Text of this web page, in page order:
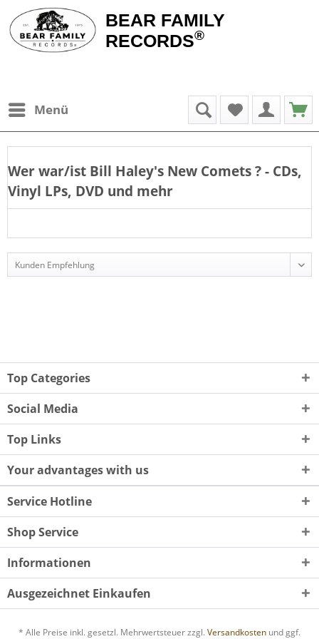
BEAR FAMILY
RECORDS®
Menü
Wer war/ist Bill Haley's New Comets? - CDs,
Vinyl LPs, DVD und mehr
Top Categories
Social Media
Top Links
Your advantages with us
Service Hotline
Shop Service
Informationen
Ausgezeichnet Einkaufen
* Alle Preise inkl. gesetzl. Mehrwertsteuer zzgl. Versandkosten und ggf.